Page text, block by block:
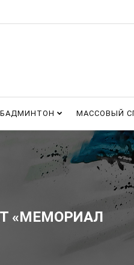
МАССОВЫЙ
«МЕМОРИАЛ